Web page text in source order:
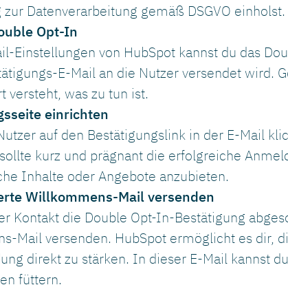
Datenverarbeitung gemäß DSGVO einholst.
Opt-In
Einstellungen von HubSpot kannst du das
E-Mail an die Nutzer versendet wird.
versteht, was zu tun ist.
einrichten
auf den Bestätigungslink in der E-Mail
kurz und prägnant die erfolgreiche
Inhalte oder Angebote anzubieten.
Willkommens-Mail versenden
Kontakt die Double Opt-In-Bestätigung
Mail versenden. HubSpot ermöglicht es dir,
direkt zu stärken. In dieser E-Mail kannst
füttern.